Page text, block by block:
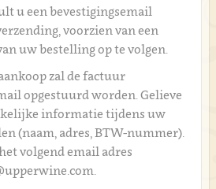
u een bevestigingsemail
voorzien van een
uw bestelling op te volgen.
zal de factuur
opgestuurd worden. Gelieve
informatie tijdens uw
(naam, adres, BTW-nummer).
volgend email adres